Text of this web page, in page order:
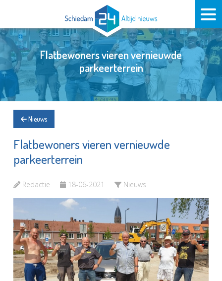
Flatbewoners vieren vernieuwde
parkeerterrein
Nieuws
Flatbewoners vieren vernieuwde
parkeerterrein
Redactie 18-06-2021 Nieuws